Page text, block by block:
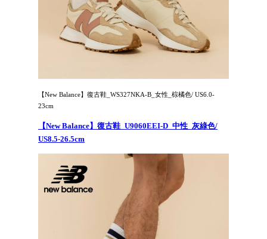
【New Balance】復古鞋_WS327NKA-B_女性_棕橘色/ US6.0-
23cm
【New Balance】復古鞋_U9060EEI-D_中性_灰綠色/
US8.5-26.5cm